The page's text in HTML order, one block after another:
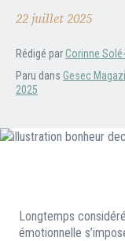
22 juillet 2025
Rédigé parCorinne
Paru dans Gesec
2025
Longtemps
émotionnelle